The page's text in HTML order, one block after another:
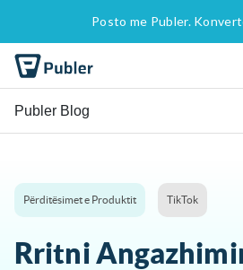
Posto me Publer.
Publer Blog
Përditësimet e Produktit TikTok
Rritni